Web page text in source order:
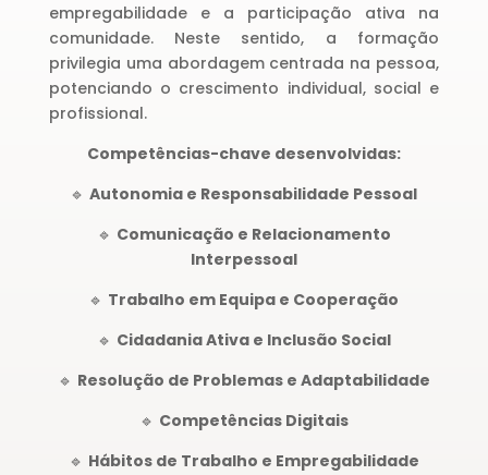
empregabilidade e a participação ativa na
comunidade. Neste sentido, a formação
privilegia uma abordagem centrada na pessoa,
potenciando o crescimento individual, social e
profissional.
Competências-chave desenvolvidas:
🔹Autonomia e Responsabilidade Pessoal
🔹 Comunicação e Relacionamento
Interpessoal
🔹 Trabalho em Equipa e Cooperação
🔹 Cidadania Ativa e Inclusão Social
🔹 Resolução de Problemas e Adaptabilidade
🔹 Competências Digitais
🔹 Hábitos de Trabalho e Empregabilidade